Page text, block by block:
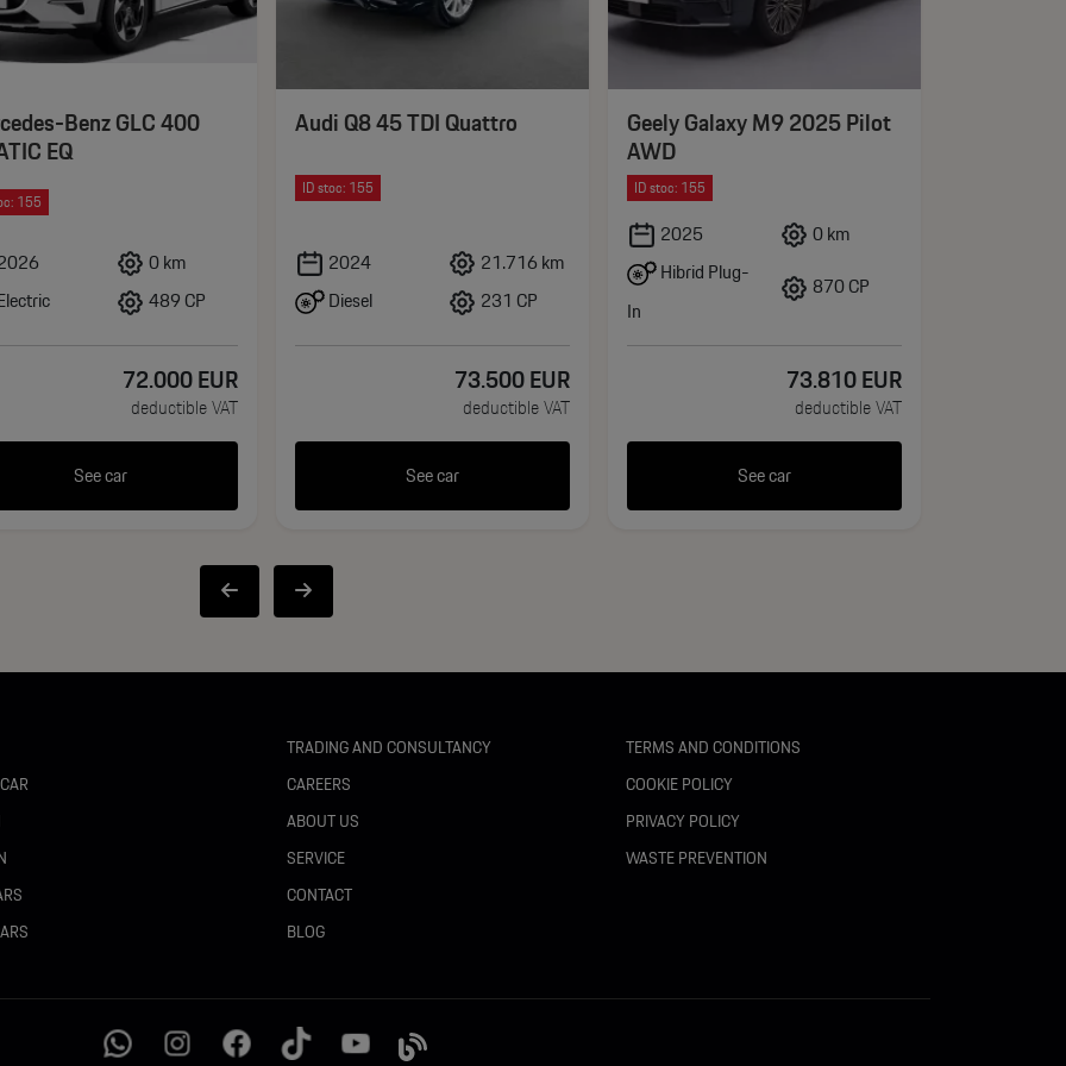
cu buton Start/Stop
Benz GLC 400
EQ
155
0 km
489 CP
72.000EUR
deductible VAT
See car
Audi Q8 45 TDI Quattro
ID stoc: 155
2024
21.716 km
Diesel
231 CP
73.500EUR
deductible VAT
See car
Geely Galaxy M9 2025 Pilot
AWD
ID stoc: 155
2025
0 km
Hibrid Plug-
In
870 CP
73.810EUR
deductible VAT
See car
TRADING AND CONSULTANCY
CAREERS
ABOUT US
SERVICE
CONTACT
BLOG
TERMS AND CONDITIONS
COOKIE POLICY
PRIVACY POLICY
WASTE PREVENTION